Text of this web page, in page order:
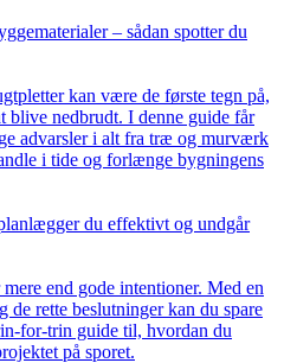
– sådan spotter du
kan være de første tegn på,
blive nedbrudt. I denne guide får
advarsler i alt fra træ og murværk
i tide og forlænge bygningens
du effektivt og undgår
end gode intentioner. Med en
de rette beslutninger kan du spare
for-trin guide til, hvordan du
på sporet.